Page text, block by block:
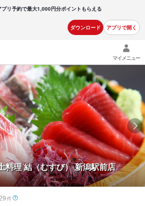
リ予約で最大1,000円分ポイントもらえる
ダウンロード アプリで開く
マイメニュー
料理 結（むすび） 新潟駅前店
件